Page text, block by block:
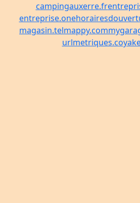
campingauxerre.fr
entreprise.one
magasin.telmappy.com
urlmetriques.co